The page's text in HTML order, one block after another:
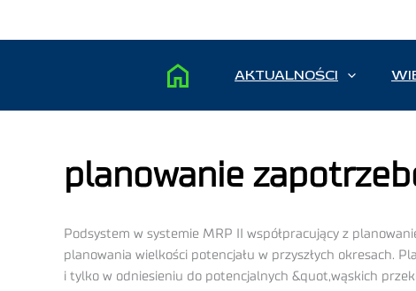
AKTUALNOŚCI
planowanie
Podsystem w systemie MRP II współpracujący z
planowania wielkości potencjału w przyszłych okresach.
i tylko w odniesieniu do potencjalnych &quot,wąskich